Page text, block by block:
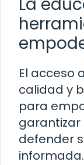
El acceso
calidad y
para
defender
informada.